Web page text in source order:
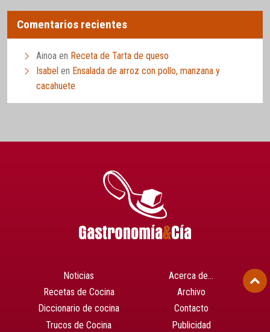
Comentarios recientes
Ainoa en Receta de Tarta de queso
Isabel en Ensalada de arroz con pollo, manzana y
cacahuete
Noticias
Recetas de Cocina
Diccionario de cocina
Trucos de Cocina
Acerca de…
Archivo
Contacto
Publicidad